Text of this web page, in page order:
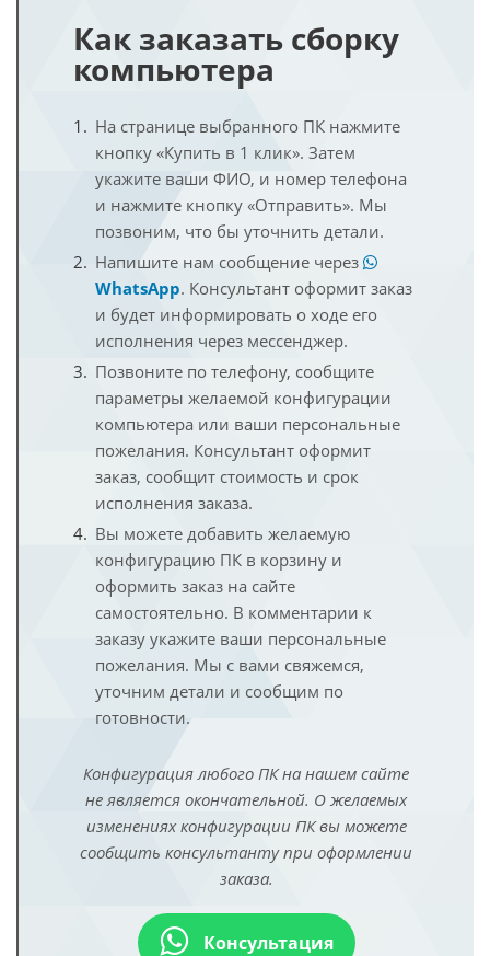
Как заказать сборку
компьютера
На странице выбранного ПК нажмите
кнопку «Купить в 1 клик». Затем
укажите ваши ФИО, и номер телефона
и нажмите кнопку «Отправить». Мы
позвоним, что бы уточнить детали.
Напишите нам сообщение через
WhatsApp. Консультант оформит заказ
и будет информировать о ходе его
исполнения через мессенджер.
Позвоните по телефону, сообщите
параметры желаемой конфигурации
компьютера или ваши персональные
пожелания. Консультант оформит
заказ, сообщит стоимость и срок
исполнения заказа.
Вы можете добавить желаемую
конфигурацию ПК в корзину и
оформить заказ на сайте
самостоятельно. В комментарии к
заказу укажите ваши персональные
пожелания. Мы с вами свяжемся,
уточним детали и сообщим по
готовности.
Конфигурация любого ПК на нашем сайте
не является окончательной. О желаемых
изменениях конфигурации ПК вы можете
сообщить консультанту при оформлении
заказа.
Консультация